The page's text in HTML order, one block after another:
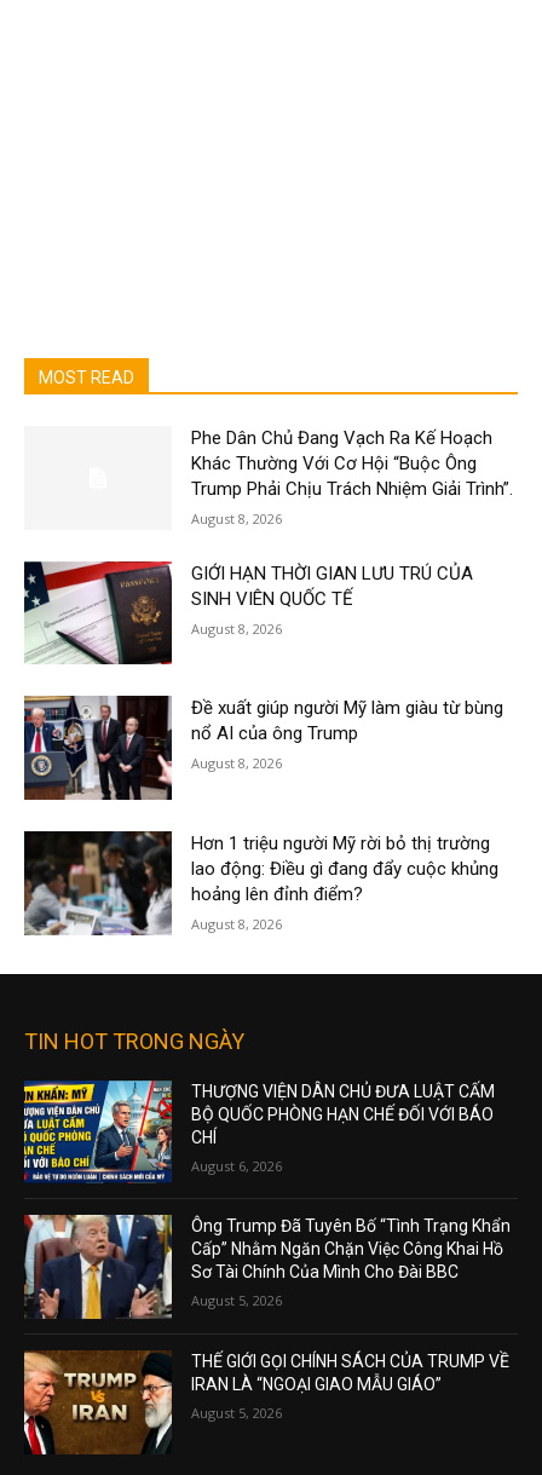
MOST READ
Phe Dân Chủ Đang Vạch Ra Kế Hoạch
Khác Thường Với Cơ Hội “Buộc Ông
Trump Phải Chịu Trách Nhiệm Giải Trình”.
August 8, 2026
GIỚI HẠN THỜI GIAN LƯU TRÚ CỦA
SINH VIÊN QUỐC TẾ
August 8, 2026
Đề xuất giúp người Mỹ làm giàu từ bùng
nổ AI của ông Trump
August 8, 2026
Hơn 1 triệu người Mỹ rời bỏ thị trường
lao động: Điều gì đang đẩy cuộc khủng
hoảng lên đỉnh điểm?
August 8, 2026
TIN HOT TRONG NGÀY
THƯỢNG VIỆN DÂN CHỦ ĐƯA LUẬT CẤM
BỘ QUỐC PHÒNG HẠN CHẾ ĐỐI VỚI BÁO
CHÍ
August 6, 2026
Ông Trump Đã Tuyên Bố “Tình Trạng Khẩn
Cấp” Nhằm Ngăn Chặn Việc Công Khai Hồ
Sơ Tài Chính Của Mình Cho Đài BBC
August 5, 2026
THẾ GIỚI GỌI CHÍNH SÁCH CỦA TRUMP VỀ
IRAN LÀ “NGOẠI GIAO MẪU GIÁO”
August 5, 2026